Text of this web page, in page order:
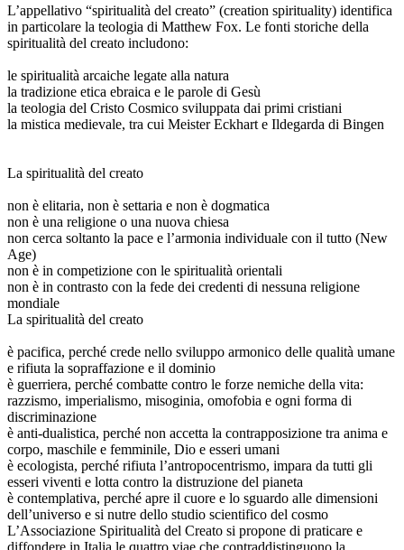
L’appellativo “spiritualità del creato” (creation spirituality) identifica
in particolare la teologia di Matthew Fox. Le fonti storiche della
spiritualità del creato includono:
le spiritualità arcaiche legate alla natura
la tradizione etica ebraica e le parole di Gesù
la teologia del Cristo Cosmico sviluppata dai primi cristiani
la mistica medievale, tra cui Meister Eckhart e Ildegarda di Bingen
La spiritualità del creato
non è elitaria, non è settaria e non è dogmatica
non è una religione o una nuova chiesa
non cerca soltanto la pace e l’armonia individuale con il tutto (New
Age)
non è in competizione con le spiritualità orientali
non è in contrasto con la fede dei credenti di nessuna religione
mondiale
La spiritualità del creato
è pacifica, perché crede nello sviluppo armonico delle qualità umane
e rifiuta la sopraffazione e il dominio
è guerriera, perché combatte contro le forze nemiche della vita:
razzismo, imperialismo, misoginia, omofobia e ogni forma di
discriminazione
è anti-dualistica, perché non accetta la contrapposizione tra anima e
corpo, maschile e femminile, Dio e esseri umani
è ecologista, perché rifiuta l’antropocentrismo, impara da tutti gli
esseri viventi e lotta contro la distruzione del pianeta
è contemplativa, perché apre il cuore e lo sguardo alle dimensioni
dell’universo e si nutre dello studio scientifico del cosmo
L’Associazione Spiritualità del Creato si propone di praticare e
diffondere in Italia le quattro viae che contraddistinguono la